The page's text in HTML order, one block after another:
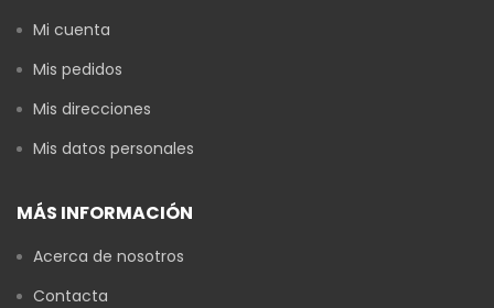
Mi cuenta
Mis pedidos
Mis direcciones
Mis datos personales
MÁS INFORMACIÓN
Acerca de nosotros
Contacta